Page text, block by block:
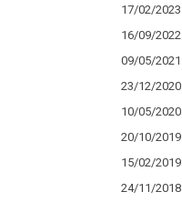
17/02/2023
16/09/2022
09/05/2021
23/12/2020
10/05/2020
20/10/2019
15/02/2019
24/11/2018